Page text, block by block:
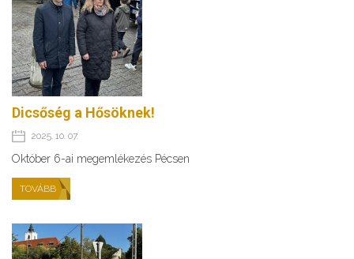
Dicsőség a Hősöknek!
2025. 10. 07.
Október 6-ai megemlékezés Pécsen
TOVÁBB